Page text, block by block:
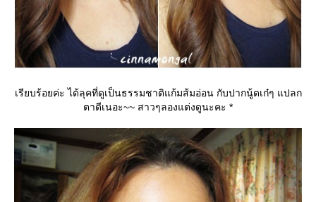
เรียบร้อยค่ะ ได้ลุคที่ดูเป็นธรรมชาติแก้มส้มอ่อน กับปากนู้ดเก๋ๆ แปลก
ตาดีเนอะ~~ สาวๆลองแต่งดูนะคะ *